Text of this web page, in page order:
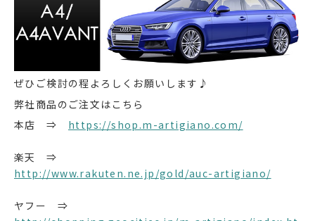
ぜひご検討の程よろしくお願いします♪
弊社商品のご注文はこちら
本店 ⇒ https://shop.m-artigiano.com/
楽天 ⇒
http://www.rakuten.ne.jp/gold/auc-artigiano/
ヤフー ⇒